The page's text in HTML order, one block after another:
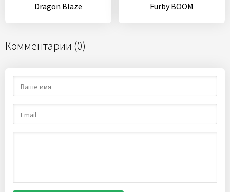
Dragon Blaze Furby BOOM
Комментарии (0)